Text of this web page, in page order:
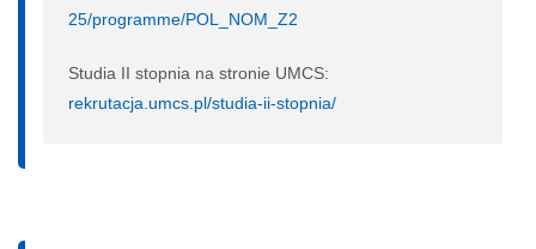
25/programme/POL_NOM_Z2
Studia II stopnia na stronie UMCS:
rekrutacja.umcs.pl/studia-ii-stopnia/